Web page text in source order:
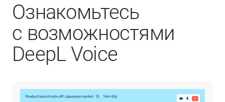
Ознакомьтесь
с возможностями
DeepL Voice